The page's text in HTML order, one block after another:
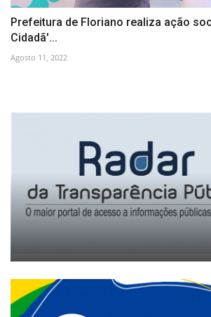
Prefeitura de Floriano realiza ação
Cidadã'...
Agosto 11, 2022